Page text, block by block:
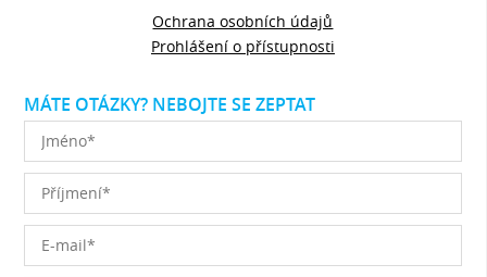
Ochrana osobních údajů
Prohlášení o přístupnosti
MÁTE OTÁZKY? NEBOJTE SE ZEPTAT